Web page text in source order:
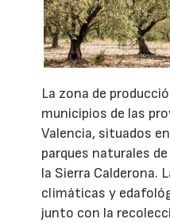
La zona de
municipios de las
Valencia, situados
parques naturales
la Sierra Calderona.
climáticas y
junto con la